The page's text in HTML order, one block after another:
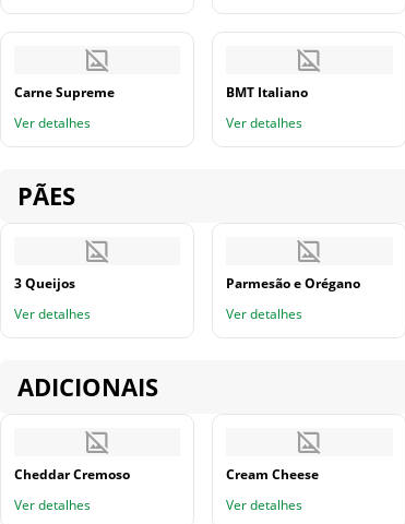
Carne Supreme
Ver detalhes
BMT Italiano
Ver detalhes
PÃES
3 Queijos
Ver detalhes
Parmesão e Orégano
Ver detalhes
ADICIONAIS
Cheddar Cremoso
Ver detalhes
Cream Cheese
Ver detalhes